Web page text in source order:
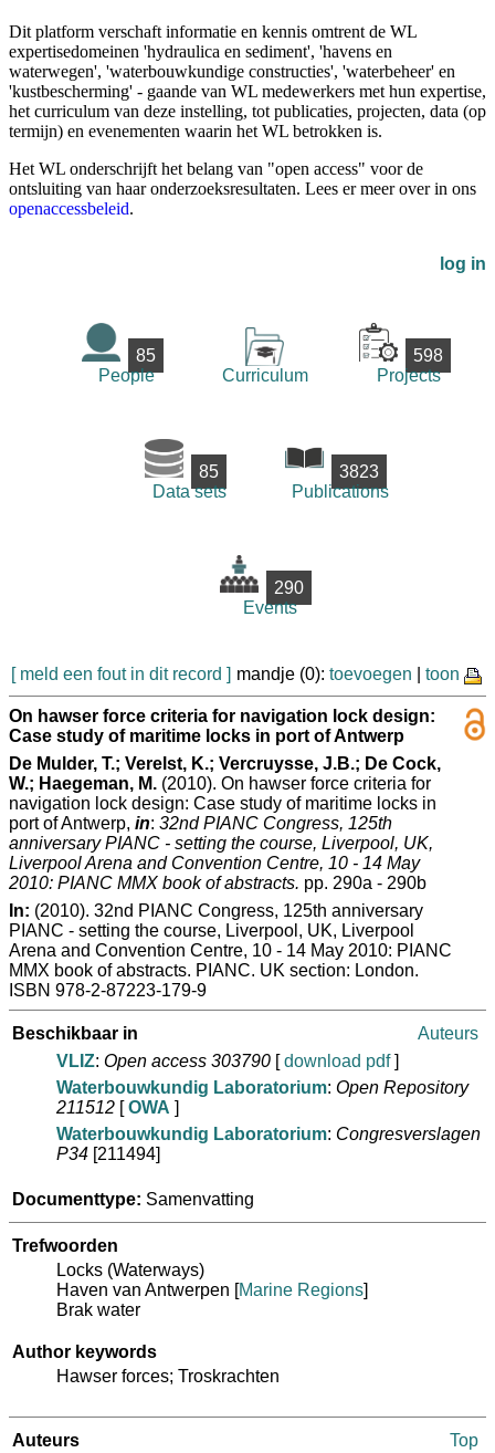
Dit platform verschaft informatie en kennis omtrent de WL
expertisedomeinen 'hydraulica en sediment', 'havens en
waterwegen', 'waterbouwkundige constructies', 'waterbeheer' en
'kustbescherming' - gaande van WL medewerkers met hun expertise,
het curriculum van deze instelling, tot publicaties, projecten, data (op
termijn) en evenementen waarin het WL betrokken is.
Het WL onderschrijft het belang van "open access" voor de
ontsluiting van haar onderzoeksresultaten. Lees er meer over in ons
openaccessbeleid.
log in
85
People
Curriculum
598
Projects
85
Data sets
3823
Publications
290
Events
[ meld een fout in dit record ] mandje (0): toevoegen toon
On hawser force criteria for navigation lock design:
Case study of maritime locks in port of Antwerp
De Mulder, T.; Verelst, K.; Vercruysse, J.B.; De Cock,
W.; Haegeman, M. (2010). On hawser force criteria for
navigation lock design: Case study of maritime locks in
port of Antwerp, in: 32nd PIANC Congress, 125th
anniversary PIANC - setting the course, Liverpool, UK,
Liverpool Arena and Convention Centre, 10 - 14 May
2010: PIANC MMX book of abstracts. pp. 290a - 290b
In: (2010). 32nd PIANC Congress, 125th anniversary
PIANC - setting the course, Liverpool, UK, Liverpool
Arena and Convention Centre, 10 - 14 May 2010: PIANC
MMX book of abstracts. PIANC. UK section: London.
ISBN 978-2-87223-179-9
Beschikbaar in
Auteurs
VLIZ: Open access 303790 [download pdf]
Waterbouwkundig Laboratorium: Open Repository
211512 [OWA ]
Waterbouwkundig Laboratorium: Congresverslagen
P34 [211494]
Documenttype: Samenvatting
Trefwoorden
Locks (Waterways)
Haven van Antwerpen [Marine Regions]
Brak water
Author keywords
Hawser forces; Troskrachten
Auteurs
Top